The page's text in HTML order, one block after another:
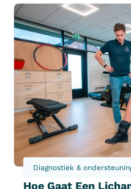
Diagnostiek &
Hoe Gaat Een